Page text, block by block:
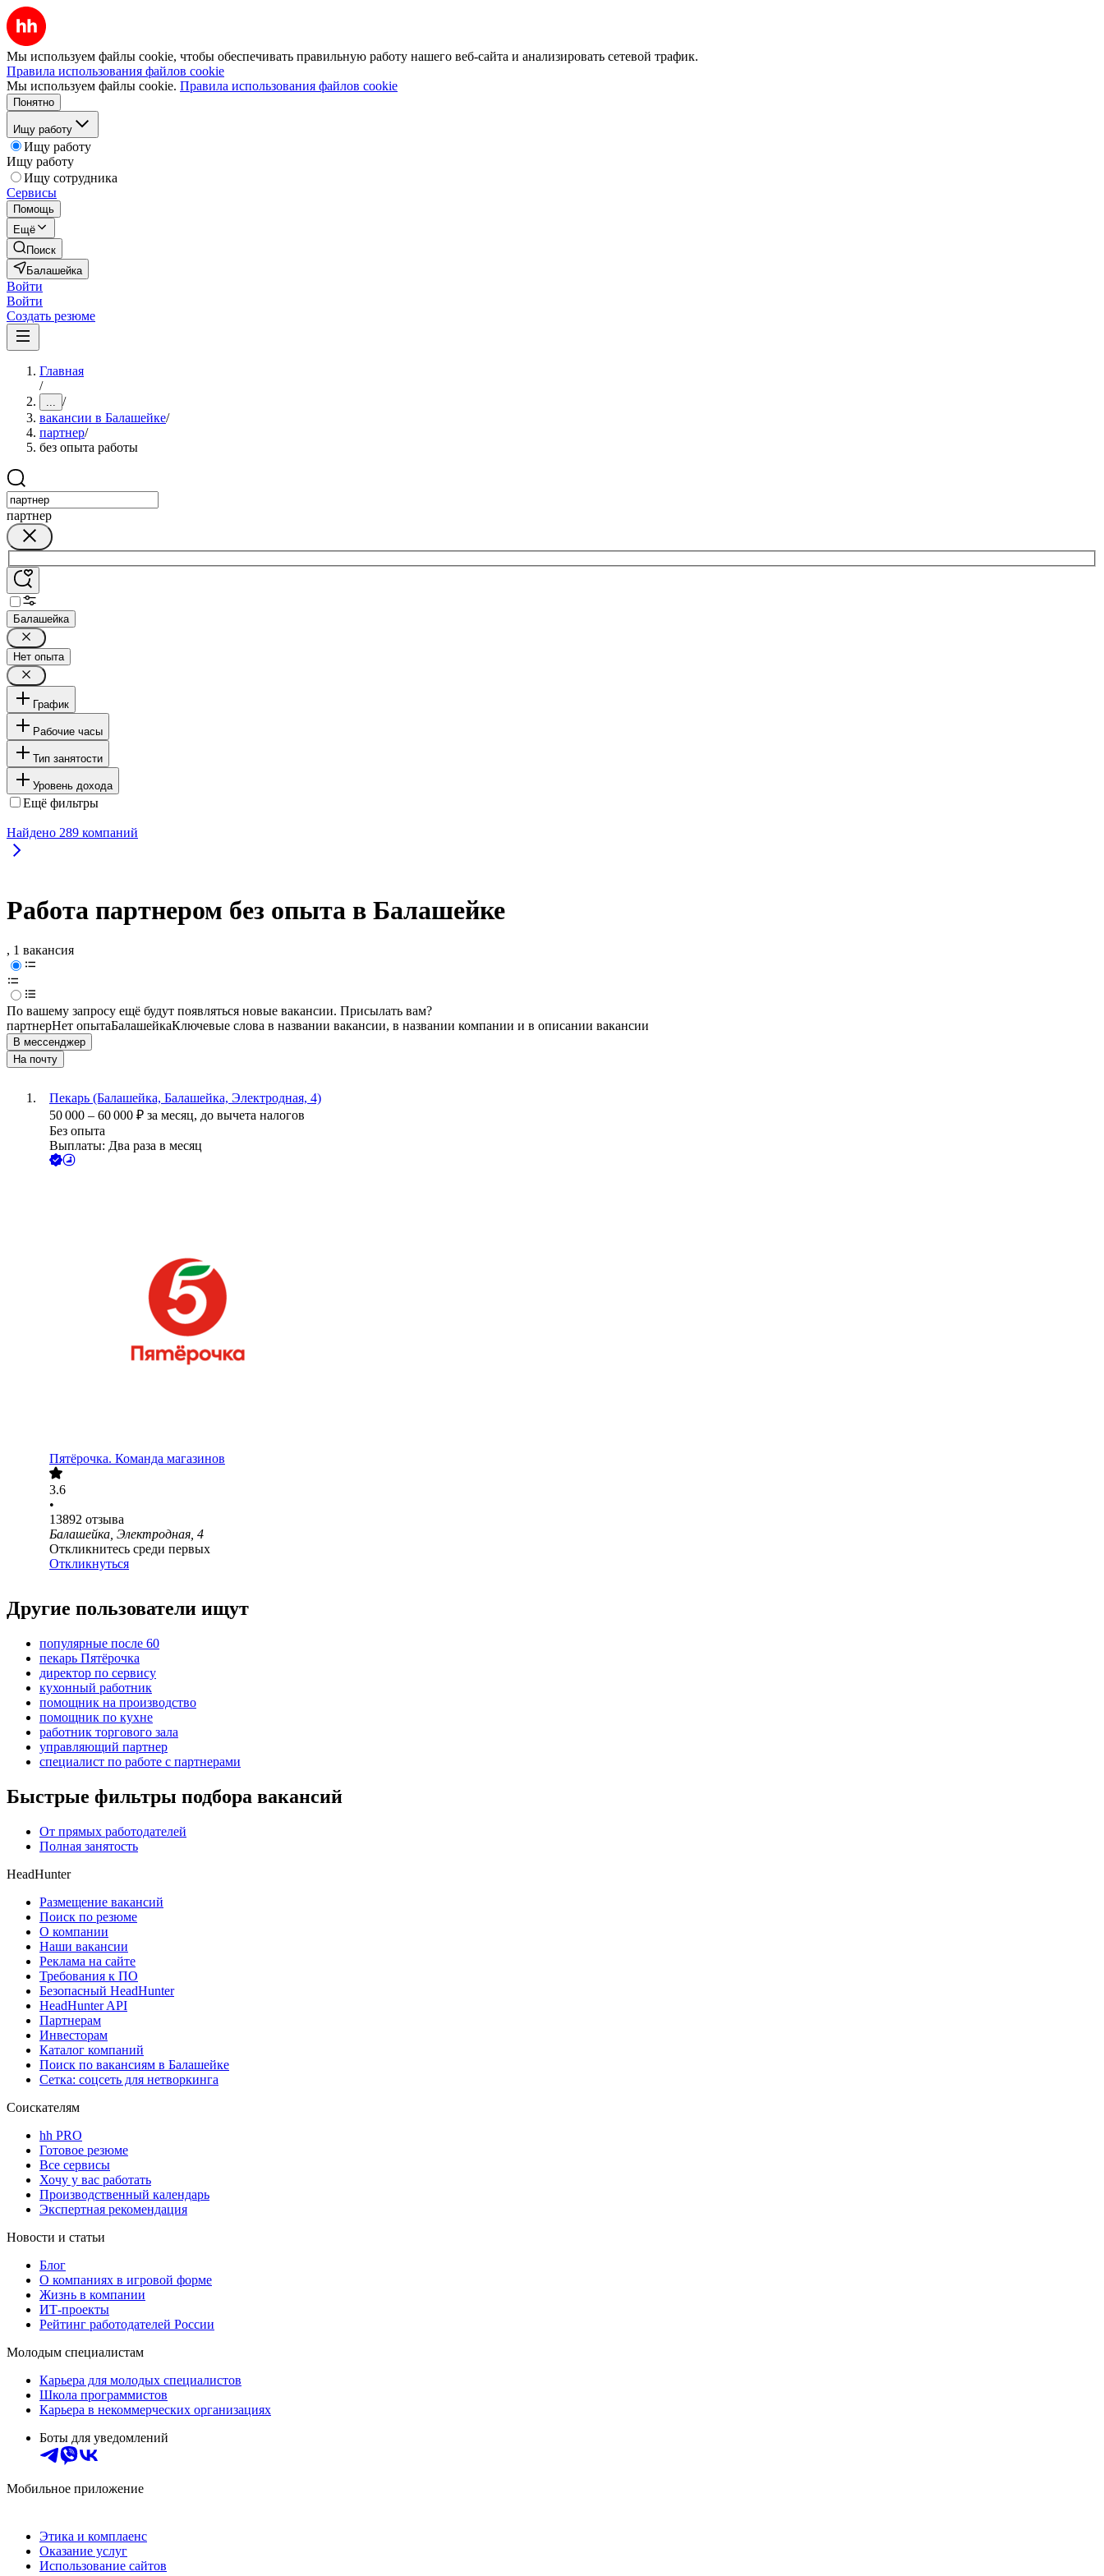
Мы используем файлы cookie, чтобы обеспечивать правильную работу нашего веб-сайта и анализировать сетевой трафик.
Правила использования файлов cookie
Мы используем файлы cookie. Правила использования файлов cookie
Понятно
Ищу работу
Ищу работу
Ищу работу
Ищу сотрудника
Сервисы
Помощь
Ещё
Поиск
Балашейка
Войти
Войти
Создать резюме
Главная
/
... /
вакансии в Балашейке/
партнер/
без опыта работы
партнер
Балашейка
Нет опыта
График
Рабочие часы
Тип занятости
Уровень дохода
Ещё фильтры
Найдено 289 компаний
Работа партнером без опыта в Балашейке
, 1 вакансия
По вашему запросу ещё будут появляться новые вакансии. Присылать вам?
партнерНет опытаБалашейкаКлючевые слова в названии вакансии, в названии компании и в описании вакансии
В мессенджер
На почту
Пекарь (Балашейка, Балашейка, Электродная, 4)
50 000 – 60 000 ₽ за месяц, до вычета налогов
Без опыта
Выплаты: Два раза в месяц
Пятёрочка. Команда магазинов
3.6
•
13892 отзыва
Балашейка, Электродная, 4
Откликнитесь среди первых
Откликнуться
Другие пользователи ищут
популярные после 60
пекарь Пятёрочка
директор по сервису
кухонный работник
помощник на производство
помощник по кухне
работник торгового зала
управляющий партнер
специалист по работе с партнерами
Быстрые фильтры подбора вакансий
От прямых работодателей
Полная занятость
HeadHunter
Размещение вакансий
Поиск по резюме
О компании
Наши вакансии
Реклама на сайте
Требования к ПО
Безопасный HeadHunter
HeadHunter API
Партнерам
Инвесторам
Каталог компаний
Поиск по вакансиям в Балашейке
Сетка: соцсеть для нетворкинга
Соискателям
hh PRO
Готовое резюме
Все сервисы
Хочу у вас работать
Производственный календарь
Экспертная рекомендация
Новости и статьи
Блог
О компаниях в игровой форме
Жизнь в компании
ИТ-проекты
Рейтинг работодателей России
Молодым специалистам
Карьера для молодых специалистов
Школа программистов
Карьера в некоммерческих организациях
Боты для уведомлений
Мобильное приложение
Этика и комплаенс
Оказание услуг
Использование сайтов